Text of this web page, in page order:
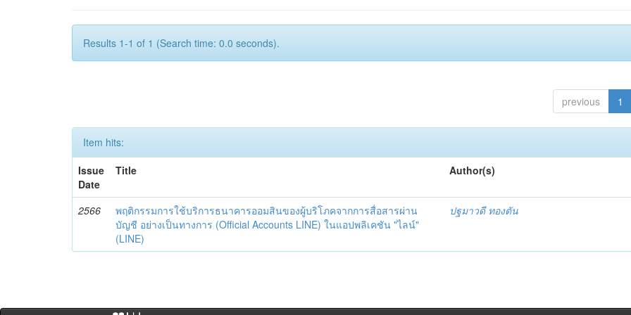
Results 1-1 of 1 (Search time: 0.0 seconds).
previous 1
Item hits:
Issue
Date
Title Author(s)
2566
พฤติกรรมการใช้บริการธนาคารออมสินของผู้บริโภคจากการสื่อสารผ่าน
บัญชี อย่างเป็นทางการ (Official Accounts LINE) ในแอปพลิเคชัน "ไลน์"
(LINE)
ปฐมาวดี ทองตัน